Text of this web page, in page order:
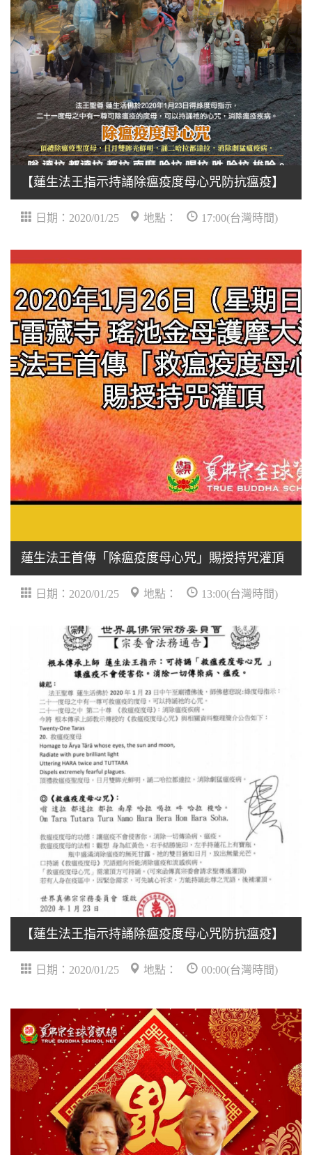
【蓮生法王指示持誦除瘟疫度母心咒防抗瘟疫】
日期：2020/01/25 地點： 17:00(台灣時間)
蓮生法王首傳「除瘟疫度母心咒」賜授持咒灌頂
日期：2020/01/25 地點： 13:00(台灣時間)
【蓮生法王指示持誦除瘟疫度母心咒防抗瘟疫】
日期：2020/01/25 地點： 00:00(台灣時間)